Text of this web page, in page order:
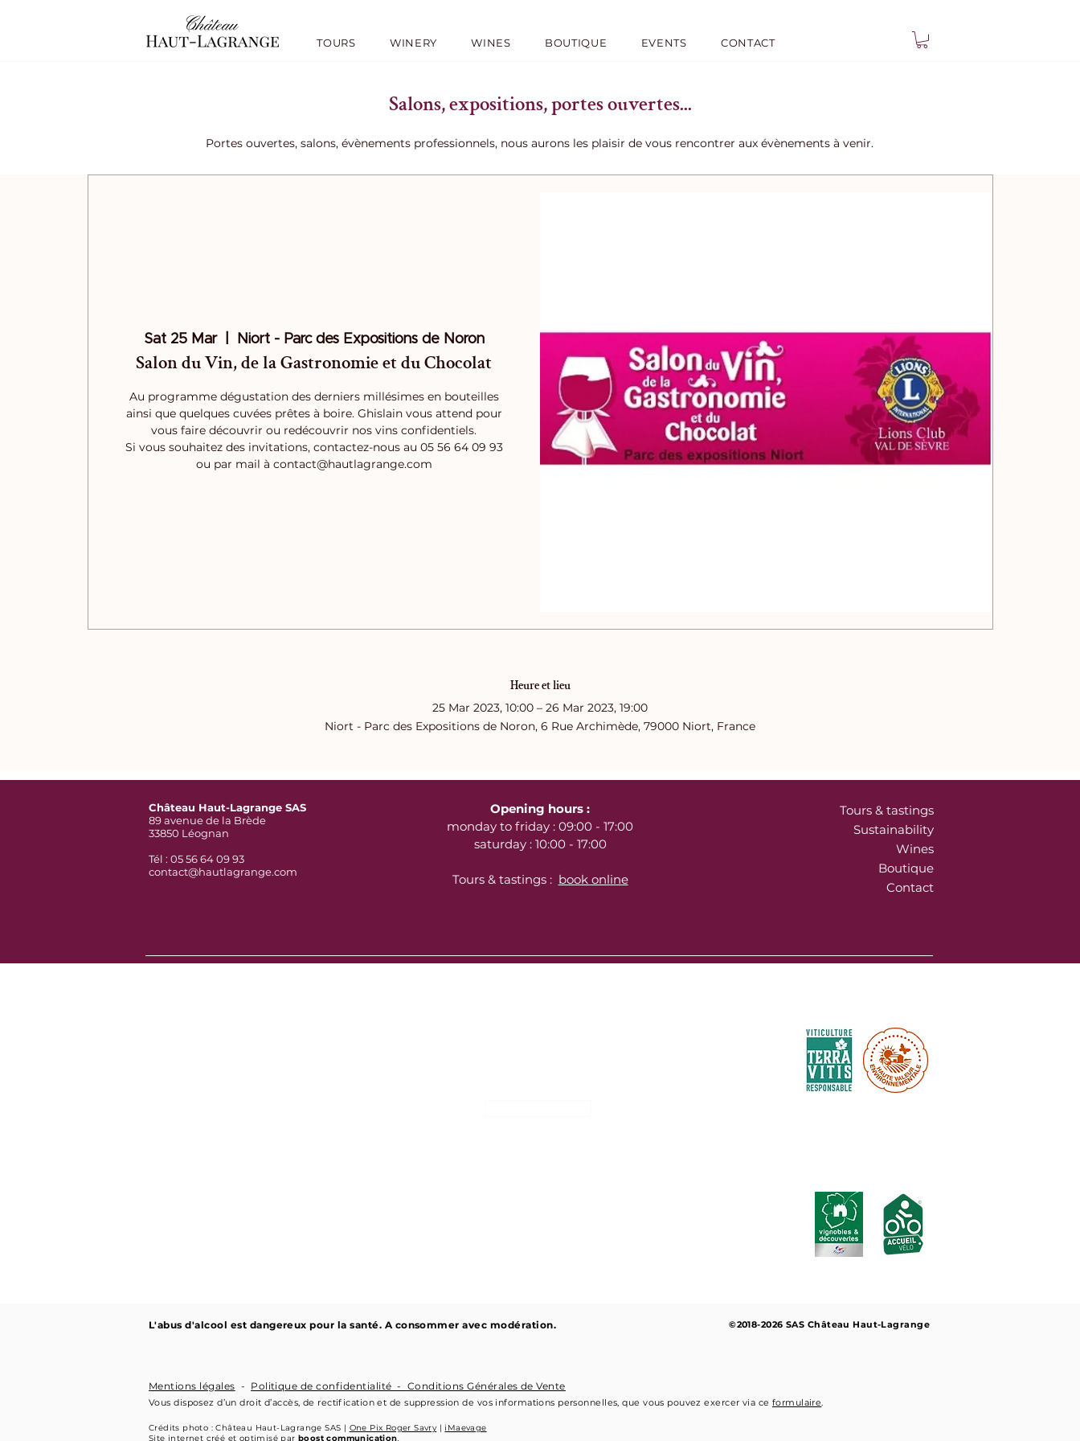
TOURS WINERY WINES BOUTIQUE EVENTS CONTACT
Salons, expositions, portes ouvertes...
Portes ouvertes, salons, évènements professionnels, nous aurons les plaisir de vous rencontrer aux évènements à venir.
Sat 25 Mar
  |
Niort - Parc des Expositions de Noron
Salon du Vin, de la Gastronomie et du Chocolat
Au programme dégustation des derniers millésimes en bouteilles
ainsi que quelques cuvées prêtes à boire. Ghislain vous attend pour
vous faire découvrir ou redécouvrir nos vins confidentiels.
Si vous souhaitez des invitations, contactez-nous au 05 56 64 09 93
Heure et lieu
25 Mar 2023, 10:00 – 26 Mar 2023, 19:00
Niort - Parc des Expositions de Noron, 6 Rue Archimède, 79000 Niort, France
Château Haut-Lagrange SAS
89 avenue de la Brède
33850 Léognan
Tél : 05 56 64 09 93
contact@hautlagrange.com
Opening hours :
monday to friday : 09:00 - 17:00
saturday : 10:00 - 17:00
Tours & tastings : book online
Tours & tastings
Sustainability
Wines
Boutique
Contact
L'abus d'alcool est dangereux pour la santé. A consommer avec modération. ©2018-2026 SAS Château Haut-Lagrange
Mentions légales - Politique de confidentialité - Conditions Générales de Vente
Vous disposez d’un droit d’accès, de rectification et de suppression de vos informations personnelles, que vous pouvez exercer via ce formulaire.
Crédits photo : Château Haut-Lagrange SAS | One Pix Roger Savry | iMaevage
Site internet créé et optimisé par boost communication.